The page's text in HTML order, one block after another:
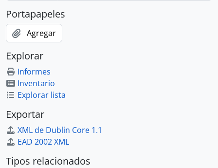
Portapapeles
Agregar
Explorar
Informes
Inventario
Explorar lista
Exportar
XML de Dublin Core 1.1
EAD 2002 XML
Tipos relacionados